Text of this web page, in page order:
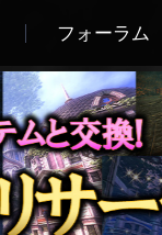
フォーラム